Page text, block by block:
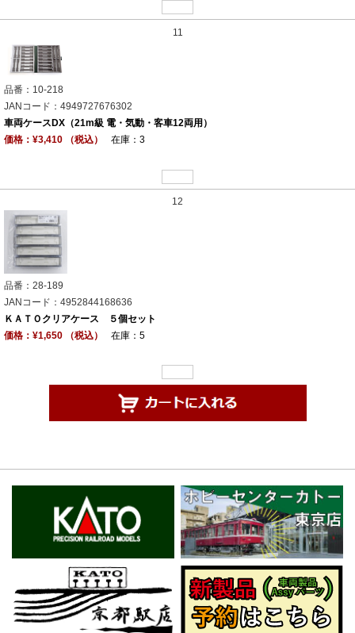
11
品番：10-218
JANコード：4949727676302
車両ケースDX（21m級 電・気動・客車12両用）
価格：¥3,410 （税込）
在庫：3
12
品番：28-189
JANコード：4952844168636
ＫＡＴＯクリアケース ５個セット
価格：¥1,650 （税込）
在庫：5